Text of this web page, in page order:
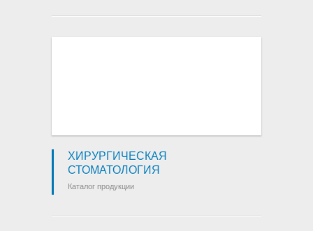
ХИРУРГИЧЕСКАЯ
СТОМАТОЛОГИЯ
Каталог продукции